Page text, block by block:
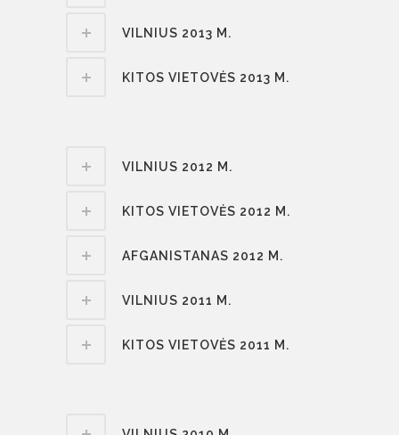
VILNIUS 2013 M.
KITOS VIETOVĖS 2013 M.
VILNIUS 2012 M.
KITOS VIETOVĖS 2012 M.
AFGANISTANAS 2012 M.
VILNIUS 2011 M.
KITOS VIETOVĖS 2011 M.